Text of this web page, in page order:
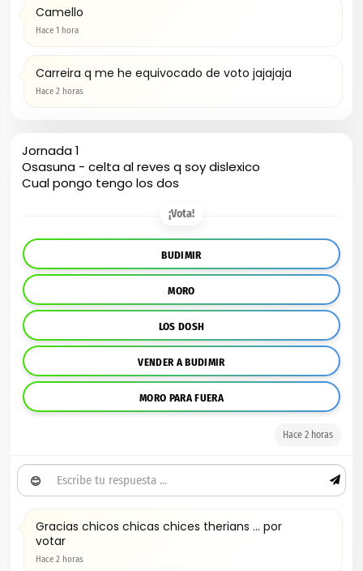
Camello
Hace 1 hora
Carreira q me he equivocado de voto jajajaja
Hace 2 horas
Jornada 1
Osasuna - celta al reves q soy dislexico
Cual pongo tengo los dos
¡Vota!
BUDIMIR
MORO
LOS DOSH
VENDER A BUDIMIR
MORO PARA FUERA
Hace 2 horas
😊
Gracias chicos chicas chices therians ... por
votar
Hace 2 horas